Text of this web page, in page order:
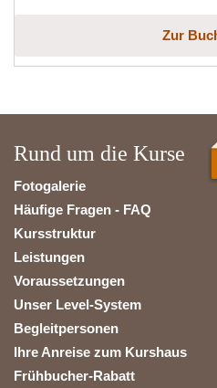
Zur
Rund um die Kurse
Fotogalerie
Häufige Fragen - FAQ
Kursstruktur
Leistungen
Voraussetzungen
Unser Level-System
Begleitpersonen
Ihre Anreise zum Kurshaus
Frühbucher-Rabatt